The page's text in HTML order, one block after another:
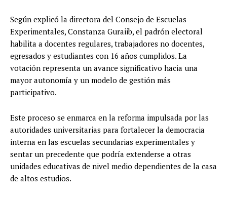
Según explicó la directora del Consejo de Escuelas
Experimentales, Constanza Guraiib, el padrón electoral
habilita a docentes regulares, trabajadores no docentes,
egresados y estudiantes con 16 años cumplidos. La
votación representa un avance significativo hacia una
mayor autonomía y un modelo de gestión más
participativo.
Este proceso se enmarca en la reforma impulsada por las
autoridades universitarias para fortalecer la democracia
interna en las escuelas secundarias experimentales y
sentar un precedente que podría extenderse a otras
unidades educativas de nivel medio dependientes de la casa
de altos estudios.